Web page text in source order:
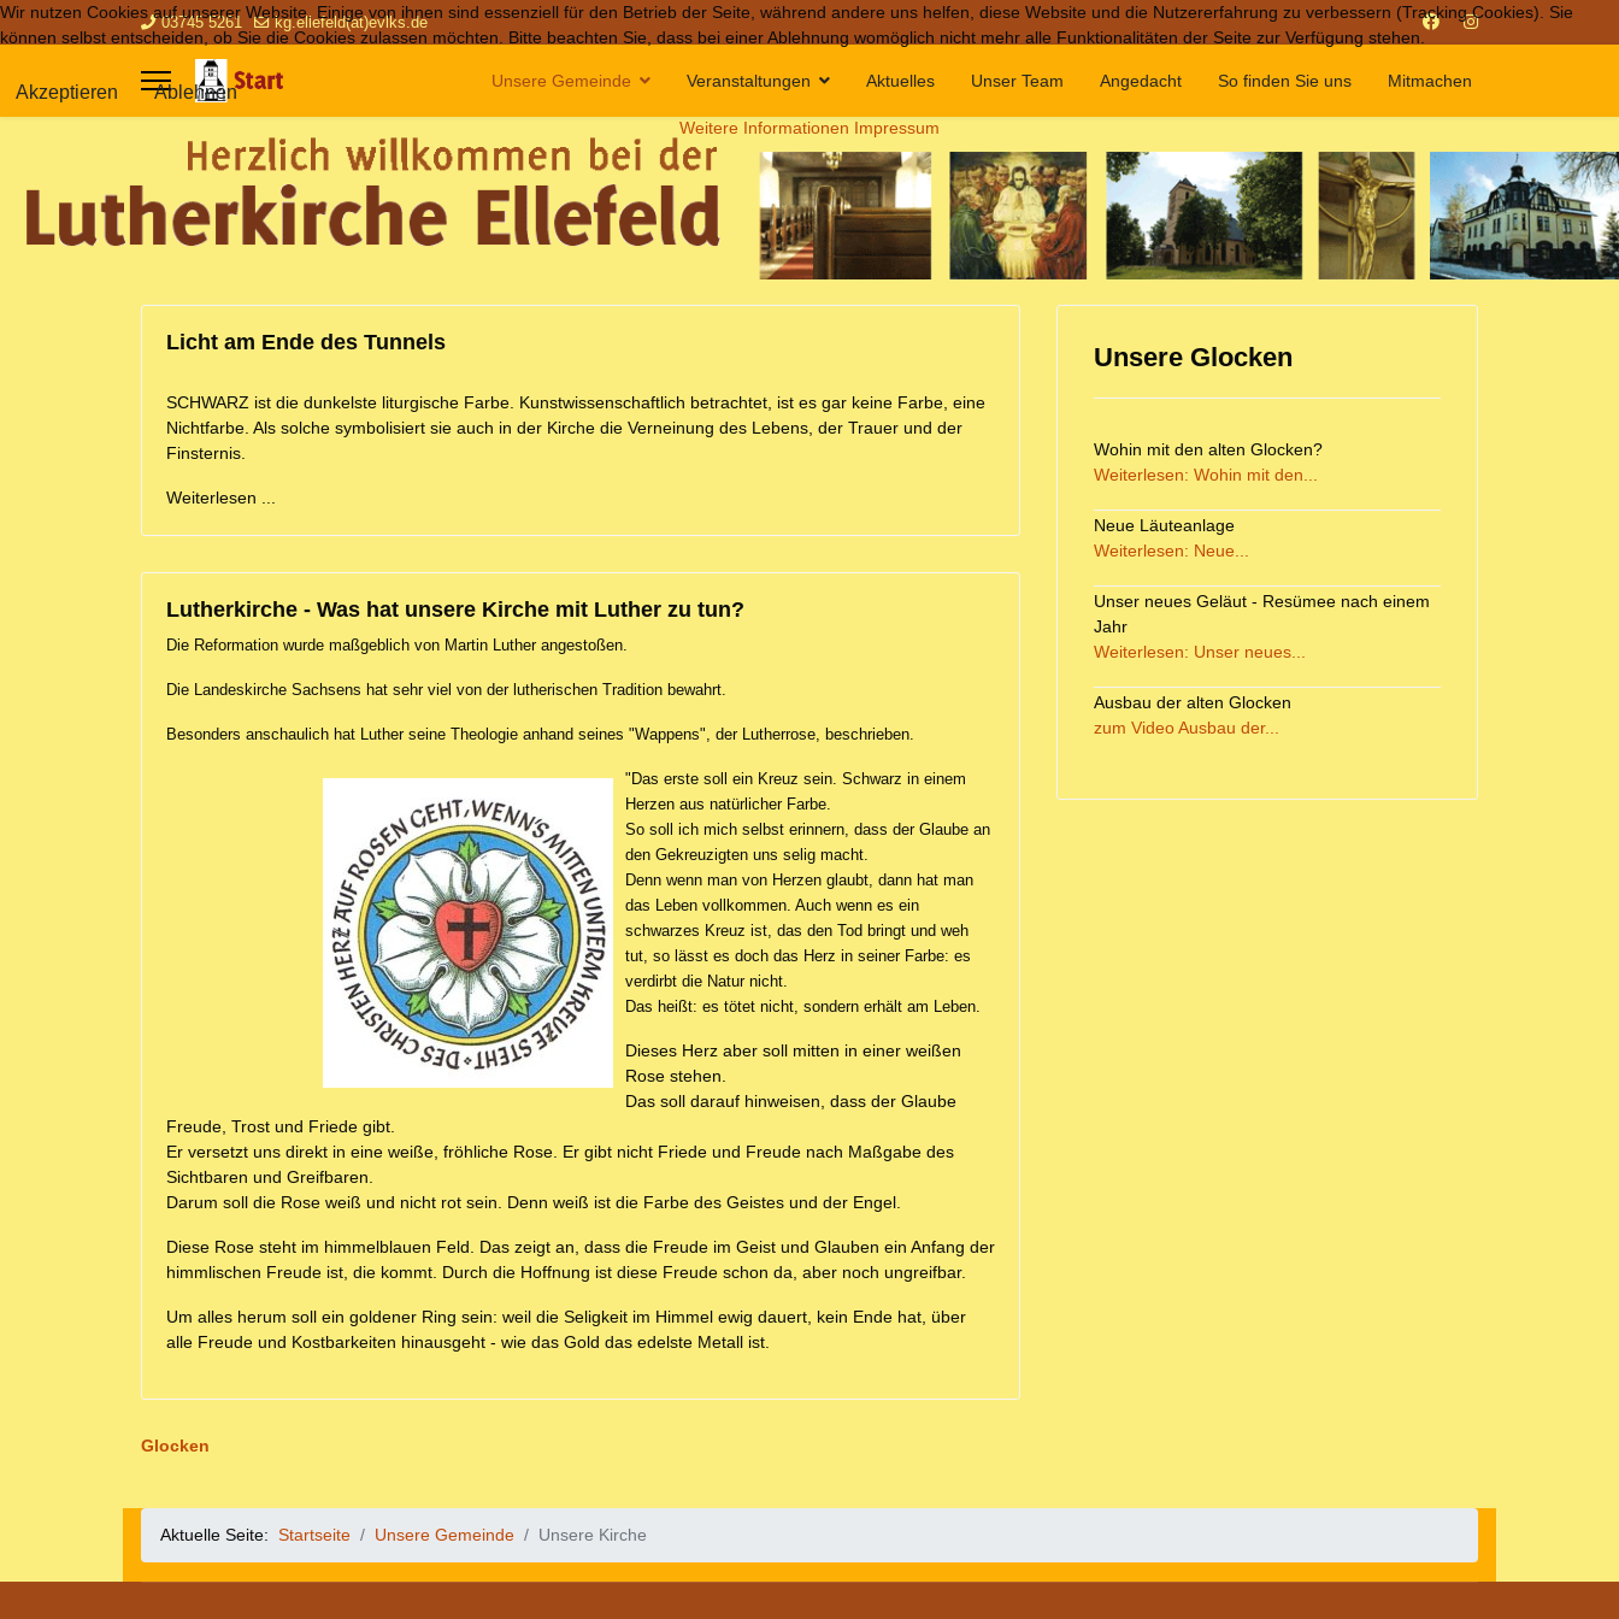
03745 5261 kg.ellefeld(at)evlks.de
Unsere Gemeinde Veranstaltungen Aktuelles Unser Team Angedacht So finden Sie uns Mitmachen
Licht am Ende des Tunnels
SCHWARZ ist die dunkelste liturgische Farbe. Kunstwissenschaftlich betrachtet, ist es gar keine Farbe, eine
Nichtfarbe. Als solche symbolisiert sie auch in der Kirche die Verneinung des Lebens, der Trauer und der
Finsternis.
Weiterlesen ...
Lutherkirche - Was hat unsere Kirche mit Luther zu tun?
Die Reformation wurde maßgeblich von Martin Luther angestoßen.
Die Landeskirche Sachsens hat sehr viel von der lutherischen Tradition bewahrt.
Besonders anschaulich hat Luther seine Theologie anhand seines "Wappens", der Lutherrose, beschrieben.
"Das erste soll ein Kreuz sein. Schwarz in einem
Herzen aus natürlicher Farbe.
So soll ich mich selbst erinnern, dass der Glaube an
den Gekreuzigten uns selig macht.
Denn wenn man von Herzen glaubt, dann hat man
das Leben vollkommen. Auch wenn es ein
schwarzes Kreuz ist, das den Tod bringt und weh
tut, so lässt es doch das Herz in seiner Farbe: es
verdirbt die Natur nicht.
Das heißt: es tötet nicht, sondern erhält am Leben.
Dieses Herz aber soll mitten in einer weißen
Rose stehen.
Das soll darauf hinweisen, dass der Glaube
Freude, Trost und Friede gibt.
Er versetzt uns direkt in eine weiße, fröhliche Rose. Er gibt nicht Friede und Freude nach Maßgabe des
Sichtbaren und Greifbaren.
Darum soll die Rose weiß und nicht rot sein. Denn weiß ist die Farbe des Geistes und der Engel.
Diese Rose steht im himmelblauen Feld . Das zeigt an, dass die Freude im Geist und Glauben ein Anfang der
himmlischen Freude ist, die kommt. Durch die Hoffnung ist diese Freude schon da, aber noch ungreifbar.
Um alles herum soll ein goldener Ring sein: weil die Seligkeit im Himmel ewig dauert, kein Ende hat, über
alle Freude und Kostbarkeiten hinausgeht - wie das Gold das edelste Metall ist.
Glocken
Unsere Glocken
Wohin mit den alten Glocken?
Weiterlesen: Wohin mit den...
Neue Läuteanlage
Weiterlesen: Neue...
Unser neues Geläut - Resümee nach einem
Jahr
Weiterlesen: Unser neues...
Ausbau der alten Glocken
zum Video Ausbau der...
Aktuelle Seite: Startseite Unsere Gemeinde Unsere Kirche
Wir nutzen Cookies auf unserer Website. Einige von ihnen sind essenziell für den Betrieb der Seite, während andere uns helfen, diese Website und die Nutzererfahrung zu verbessern (Tracking Cookies). Sie
können selbst entscheiden, ob Sie die Cookies zulassen möchten. Bitte beachten Sie, dass bei einer Ablehnung womöglich nicht mehr alle Funktionalitäten der Seite zur Verfügung stehen.
Akzeptieren Ablehnen
Weitere Informationen Impressum